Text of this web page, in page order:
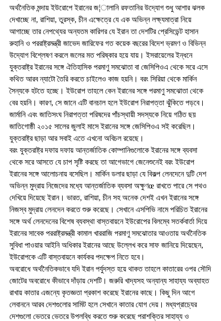
অর্থনৈতিক মন্দায় ইউরোপে ইরানের জ¦ালানি রফতানির উদ্যোগ শুধু আশার ঝলক
দেখাচ্ছে না, রাশিয়া, তুরস্ক, চীন এক্ষেত্রে যে এক অভিন্ন লক্ষ্যমাত্রা নিয়ে
আগাচ্ছে তার নেপথ্যের অন্যতম কারিগর যে ইরান তা দেশটির প্রেসিডেন্ট হাসান
রুহানি ও পররাষ্ট্রমন্ত্রী জাভেদ জারিফের গত কয়েক বছরের বিদেশ ভ্রমণ ও বিভিন্ন
উদ্যোগ বিশ্লেষণ করলে জলের মত পরিষ্কার হয়ে যায়। ইসরায়েলের ইন্ধনে
যুক্তরাষ্ট্র ইরানের সঙ্গে ঐতিহাসিক পরমাণু সমঝোতা বা জেসিপিওএ থেকে সরে এসে
কথিত আরব ন্যাটো তৈরি করতে চাইলেও কাজ হয়নি। বরং সিরিয়া থেকে মার্কিন
সৈন্যকে হটতে হচ্ছে। ইউরোপ তাহলে কেন ইরানের সঙ্গে পরমাণু সমঝোতা থেকে
বের হয়নি। কারণ, সে জানে এটি বানচাল হলে ইউরোপ নিরাপত্তা ঝুঁকিতে পড়বে।
জার্মানি এবং জাতিসংঘ নিরাপত্তা পরিষদের পাঁচস্থায়ী সদস্যকে নিয়ে গঠিত ছয়
জাতিগোষ্ঠী ২০১৫ সালের জুলাই মাসে ইরানের সঙ্গে জেসিপিওএ সই করেছিল।
যুক্তরাষ্ট্র ছাড়া আর সবাই এতে এখনো অবিচল রয়েছে।
বরং যুক্তরাষ্ট্র দফায় দফায় আন্তর্জাতিক কোম্পানিগুলোকে ইরানের সঙ্গে ব্যবসা
থেকে সরে আসতে যে চাপ সৃষ্টি করছে তা আগেভাগে জেনেশুনেই বরং ইউরোপ
ইরানের সঙ্গে আলোচনায় বসেছিল। মার্কিন ডলার ছাড়া যে বিকল্প লেনদেনে দুটি দেশ
অভিন্ন মুদ্রায় নিজেদের মধ্যে আন্তর্জাতিক ব্যবসা অক্ষুণœ রাখতে পারে সে পথও
দেখিয়ে দিয়েছে ইরান। ভারত, রাশিয়া, চীন সহ অনেক দেশই এখন ইরানের সঙ্গে
নিজস্ব মুদ্রায় লেনদেন করতে শুরু করেছে। সেখানে এসপিভি নামে পরিচিত ইরানের
সঙ্গে অর্থ লেনদেনের বিশেষ ব্যবস্থা বাস্তবায়নে ইউরোপের বিলম্বে সতর্কবার্তা দিয়ে
ইরানের সাবেক পররাষ্ট্রমন্ত্রী কামাল খাররাজি পরমাণু সমঝোতার আওতায় অর্থনৈতিক
সুবিধা পাওয়ার আইনি অধিকার ইরানের আছে উল্লেখ করে সাফ জানিয়ে দিয়েছেন,
ইউরোপকে এটি বাস্তবায়নে কার্যকর পদক্ষেপ নিতে হবে।
অবরোধে অর্থনৈতিকভাবে যদি ইরান পর্যুদস্ত হয়ে থাকত তাহলে কাতারের ওপর সৌদি
জোটের অবরোধে কীভাবে দাঁড়ায় দেশটি। জরুরি খাদ্যসহ অন্যান্য সাহায্য অব্যাহত
রাখায় কাতার এজন্যে কৃতজ্ঞতা প্রকাশ করেছে ইরানের কাছে। কিছু দিন আগে
লেবাননে আরব দেশগুলোর সামিট হলে সেখানে কাতার যোগ দেয়। মধ্যপ্রাচ্যের
দেশগুলো ভেতরে ভেতরে উপলব্ধি করতে শুরু করেছে পরাশক্তির সাহায্য ও